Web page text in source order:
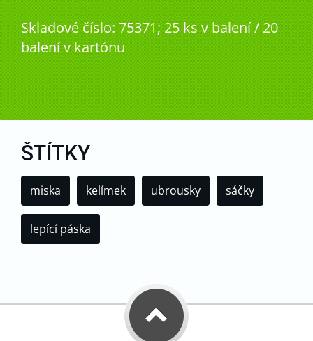
Skladové číslo: 75371; 25 ks v balení / 20
balení v kartónu
ŠTÍTKY
miska kelímek ubrousky sáčky
lepící páska